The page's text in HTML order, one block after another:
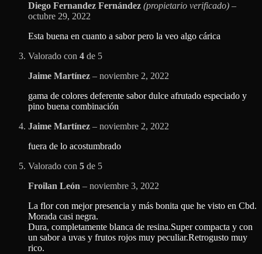
Diego Fernandez Fernández (propietario verificado) –
octubre 29, 2022
Esta buena en cuanto a sabor pero la veo algo cárica
Valorado con 4 de 5
Jaime Martínez – noviembre 2, 2022
gama de colores deferente sabor dulce afrutado especiado y
pino buena combinación
Jaime Martínez – noviembre 2, 2022
fuera de lo acostumbrado
Valorado con 5 de 5
Froilan León – noviembre 3, 2022
La flor con mejor presencia y más bonita que he visto en Cbd.
Morada casi negra.
Dura, completamente blanca de resina.Super compacta y con
un sabor a uvas y frutos rojos muy peculiar.Retrogusto muy
rico.